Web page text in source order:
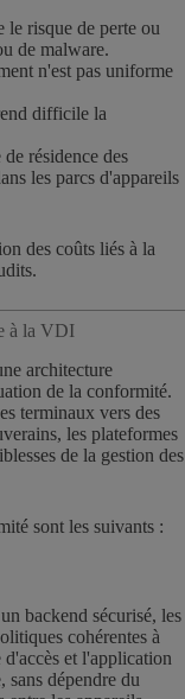
le risque de perte ou
de malware.
n'est pas uniforme
difficile la
résidence des
les parcs d'appareils
des coûts liés à la
à la VDI
architecture
de la conformité.
terminaux vers des
les plateformes
de la gestion des
sont les suivants :
backend sécurisé, les
cohérentes à
et l'application
sans dépendre du